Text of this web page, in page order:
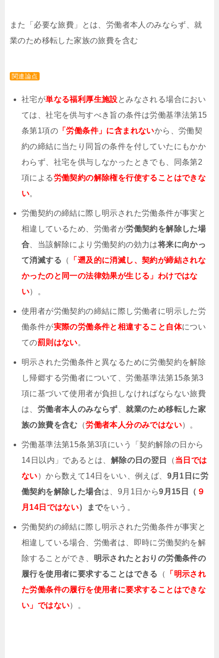
また「必要な旅費」とは、労働者本人のみならず、就
業のため移転した家族の旅費を含む
関連論点
社宅が単なる福利厚生施設とみなされる場合におい
ては、社宅を供与すべき旨の条件は労働基準法第15
条第1項の 「労働条件」に含まれないから、労働契
約の締結に当たり同旨の条件を付していたにもかか
わらず、社宅を供与しなかったときでも、同条第2
項による労働契約の解除権を行使することはできな
い。
労働契約の締結に際し明示された労働条件が事実と
相違しているため、労働者が労働契約を解除した場
合 、当該解除により労働契約の効力は将来に向かっ
て消滅する （
「遡及的に消滅し、契約が締結されな
かったのと同一の法律効果が生じる」わけではな
い）。
使用者が労働契約の締結に際し労働者に明示した労
働条件が実際の労働条件と相違すること自体につい
ての罰則はない。
明示された労働条件と異なるために労働契約を解除
し帰郷する労働者について、労働基準法第15条第3
項に基づいて使用者が負担しなければならない旅費
は、 労働者本人のみならず 、就業のため移転した家
族の旅費を含む （労働者本人分のみではない）。
労働基準法第15条第3項にいう「契約解除の日から
14日以内」であるとは、 解除の日の翌日 （当日では
ない）から数えて14日をいい、例えば、 9月1日に労
働契約を解除した場合は、9月1日から9月15日（ ９
月14日ではない）までをいう。
労働契約の締結に際し明示された労働条件が事実と
相違している場合、労働者は、即時に労働契約を解
除することができ、 明示されたとおりの労働条件の
履行を使用者に要求することはできる
（
「明示され
た労働条件の履行を使用者に要求することはできな
い」ではない）。